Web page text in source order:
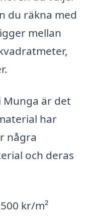
du räkna med
mellan
Munga är det
har
några
och deras
kr/m²